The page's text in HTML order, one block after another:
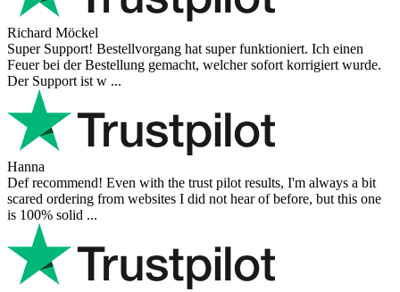
Richard Möckel
Super Support! Bestellvorgang hat super funktioniert. Ich einen
Feuer bei der Bestellung gemacht, welcher sofort korrigiert wurde.
Der Support ist w ...
Hanna
Def recommend! Even with the trust pilot results, I'm always a bit
scared ordering from websites I did not hear of before, but this one
is 100% solid ...